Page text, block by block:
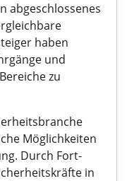
abgeschlossenes
haben
und
zu
Möglichkeiten
Durch Fort-
in